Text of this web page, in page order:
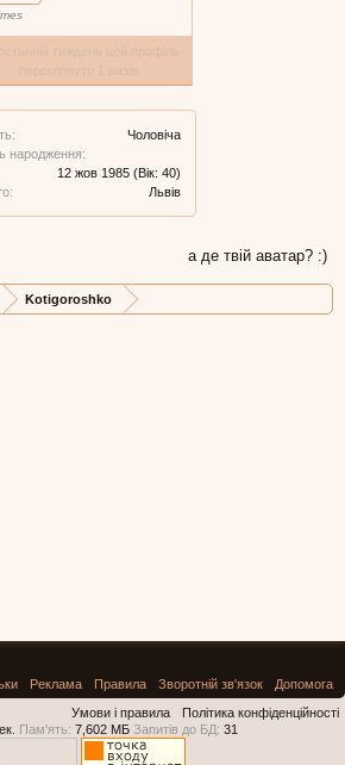
Чоловіча
народження:
12 жов 1985 (Вік: 40)
Львів
а де твій аватар? :)
Kotigoroshko
Реклама Правила Зворотній зв'язок
Допомога
Умови і правила
Політика конфіденційності
Пам'ять: 7,602 МБ Запитів до БД: 31